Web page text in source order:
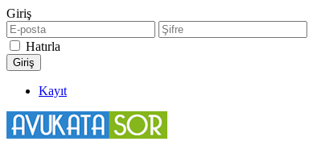
Giriş
Hatırla
Kayıt